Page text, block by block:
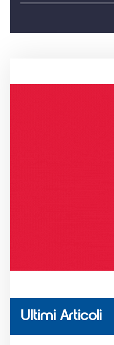
Ultimi Articoli